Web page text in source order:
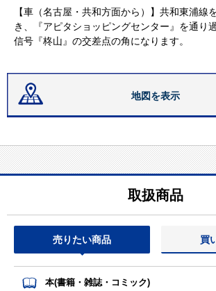
【車（名古屋・共和方面から）】共和東浦線
き、『アピタショッピングセンター』を通り
信号『柊山』の交差点の角になります。
地図を表示
取扱商品
売りたい商品 買
本(書籍・雑誌・コミック)